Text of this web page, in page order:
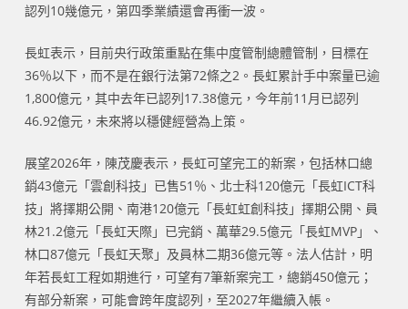
認列10幾億元，第四季業績還會再衝一波。
長虹表示，目前央行政策重點在集中度管制總體管制，目標在
36％以下，而不是在銀行法第72條之2。長虹累計手中案量已逾
1,800億元，其中去年已認列17.38億元，今年前11月已認列
46.92億元，未來將以穩健經營為上策。
展望2026年，陳茂慶表示，長虹可望完工的新案，包括林口總
銷43億元「雲創科技」已售51％、北士科120億元「長虹ICT科
技」將擇期公開、南港120億元「長虹虹創科技」擇期公開、員
林21.2億元「長虹天際」已完銷、萬華29.5億元「長虹MVP」、
林口87億元「長虹天聚」及員林二期36億元等。法人估計，明
年若長虹工程如期進行，可望有7筆新案完工，總銷450億元；
有部分新案，可能會跨年度認列，至2027年繼續入帳。